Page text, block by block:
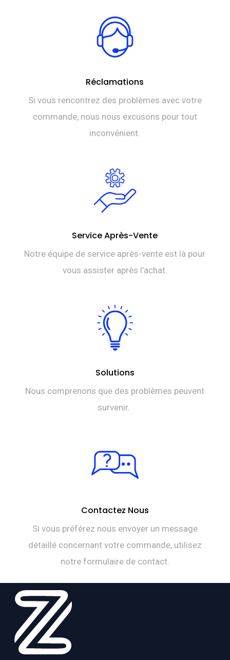
Réclamations
Si vous rencontrez des problèmes avec votre
commande, nous nous excusons pour tout
inconvénient.
Service Après-Vente
Notre équipe de service après-vente est là pour
vous assister après l’achat.
Solutions
Nous comprenons que des problèmes peuvent
survenir.
Contactez Nous
Si vous préférez nous envoyer un message
détaillé concernant votre commande, utilisez
notre formulaire de contact.